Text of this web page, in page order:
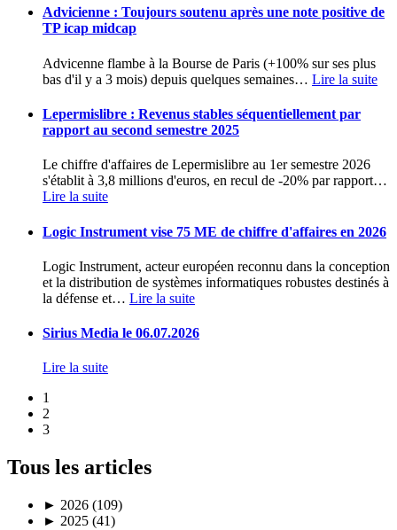
Advicienne : Toujours soutenu après une note positive de
TP icap midcap
Advicenne flambe à la Bourse de Paris (+100% sur ses plus
bas d'il y a 3 mois) depuis quelques semaines… Lire la suite
Lepermislibre : Revenus stables séquentiellement par
rapport au second semestre 2025
Le chiffre d'affaires de Lepermislibre au 1er semestre 2026
s'établit à 3,8 millions d'euros, en recul de -20% par rapport…
Lire la suite
Logic Instrument vise 75 ME de chiffre d'affaires en 2026
Logic Instrument, acteur européen reconnu dans la conception
et la distribution de systèmes informatiques robustes destinés à
la défense et… Lire la suite
Sirius Media le 06.07.2026
Lire la suite
1
2
3
Tous les articles
► 2026 (109)
► 2025 (41)